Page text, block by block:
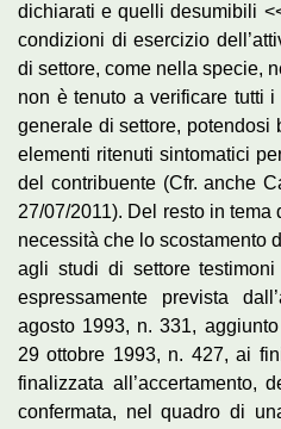
dichiarati e quelli desumibili
condizioni di esercizio
di settore, come nella specie,
non è tenuto a verificare tutti
generale di settore, potendosi
elementi ritenuti sintomatici
del contribuente (Cfr. anche
27/07/2011). Del resto in tema
necessità che lo scostamento
agli studi di settore testimoni
espressamente prevista
agosto 1993, n. 331,
29 ottobre 1993, n. 427, ai
finalizzata all’accertamento,
confermata, nel quadro di